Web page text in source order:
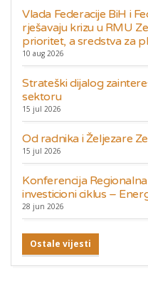
Vlada Federacije BiH i
rješavaju krizu u RMU
prioritet, a sredstva za
10 aug 2026
Strateški dijalog
sektoru
15 jul 2026
Od radnika i Željezare
15 jul 2026
Konferencija
investicioni ciklus –
28 jun 2026
Ostale vijesti